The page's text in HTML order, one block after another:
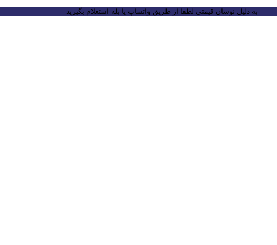
به دلیل نوسان قیمتی لطفا از طریق واتساپ یا بله استعلام بگیرید